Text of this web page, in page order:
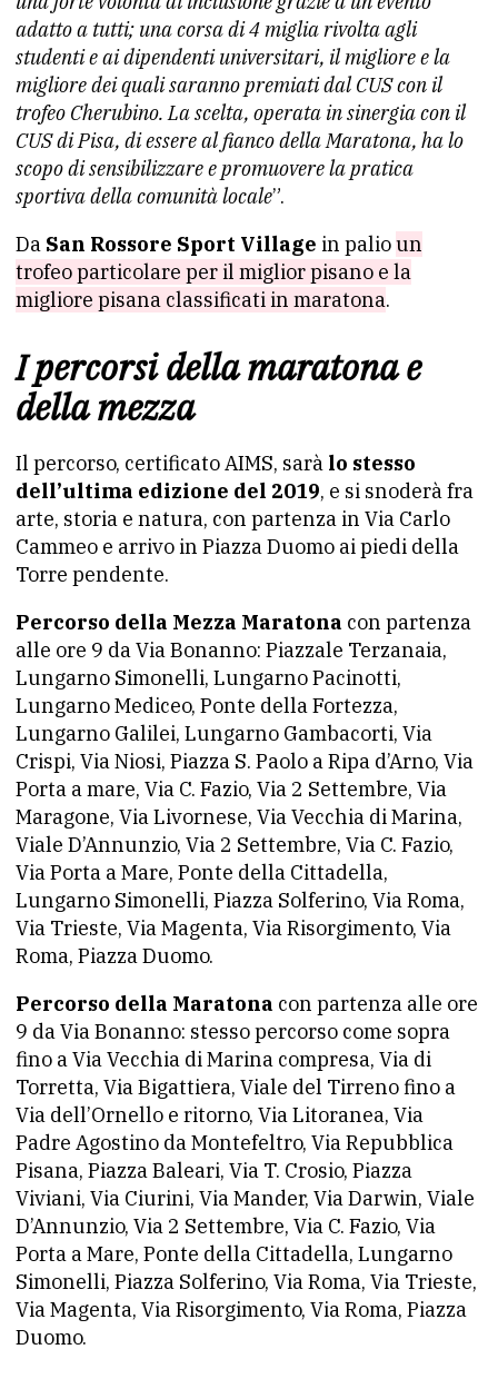
adatto a tutti; una corsa di 4 miglia rivolta agli
studenti e ai dipendenti universitari, il migliore e la
migliore dei quali saranno premiati dal CUS con il
trofeo Cherubino. La scelta, operata in sinergia con il
CUS di Pisa, di essere al fianco della Maratona, ha lo
scopo di sensibilizzare e promuovere la pratica
sportiva della comunità locale”.
Da San Rossore Sport Village in palioun
trofeo particolare per il miglior pisano e la
migliore pisana classificati in maratona.
I percorsi della maratona e
della mezza
Il percorso, certificato AIMS, sarà lo stesso
dell’ultima edizione del 2019, e si snoderà fra
arte, storia e natura, con partenza in Via Carlo
Cammeo e arrivo in Piazza Duomo ai piedi della
Torre pendente.
Percorso della Mezza Maratona con partenza
alle ore 9 da Via Bonanno: Piazzale Terzanaia,
Lungarno Simonelli, Lungarno Pacinotti,
Lungarno Mediceo, Ponte della Fortezza,
Lungarno Galilei, Lungarno Gambacorti, Via
Crispi, Via Niosi, Piazza S. Paolo a Ripa d’Arno, Via
Porta a mare, Via C. Fazio, Via 2 Settembre, Via
Maragone, Via Livornese, Via Vecchia di Marina,
Viale D’Annunzio, Via 2 Settembre, Via C. Fazio,
Via Porta a Mare, Ponte della Cittadella,
Lungarno Simonelli, Piazza Solferino, Via Roma,
Via Trieste, Via Magenta, Via Risorgimento, Via
Roma, Piazza Duomo.
Percorso della Maratona con partenza alle ore
9 da Via Bonanno: stesso percorso come sopra
fino a Via Vecchia di Marina compresa, Via di
Torretta, Via Bigattiera, Viale del Tirreno fino a
Via dell’Ornello e ritorno, Via Litoranea, Via
Padre Agostino da Montefeltro, Via Repubblica
Pisana, Piazza Baleari, Via T. Crosio, Piazza
Viviani, Via Ciurini, Via Mander, Via Darwin, Viale
D’Annunzio, Via 2 Settembre, Via C. Fazio, Via
Porta a Mare, Ponte della Cittadella, Lungarno
Simonelli, Piazza Solferino, Via Roma, Via Trieste,
Via Magenta, Via Risorgimento, Via Roma, Piazza
Duomo.